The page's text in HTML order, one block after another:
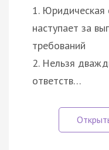
1. Юридическая
наступает за
требований
2. Нельзя
ответств…